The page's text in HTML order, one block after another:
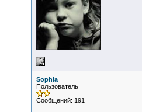
Sophia
Пользователь
Сообщений: 191